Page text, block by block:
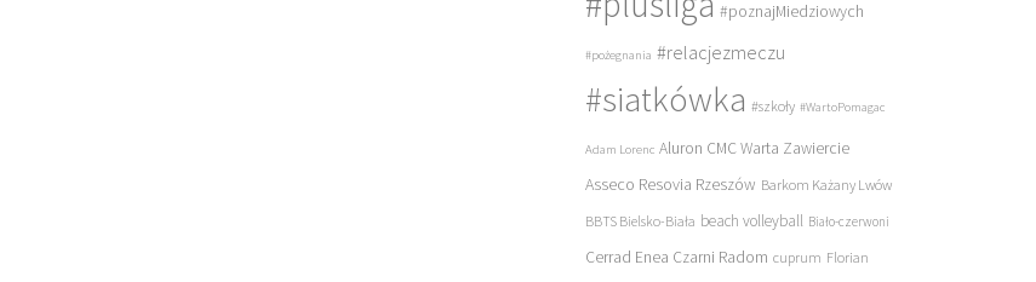
#poznajMiedziowych
#pożegnania #relacjezmeczu
#siatkówka #szkoły #WartoPomagac
Adam Lorenc Aluron CMC Warta Zawiercie
Asseco Resovia Rzeszów Barkom Każany Lwów
BBTS Bielsko-Biała beach volleyball Biało-czerwoni
Cerrad Enea Czarni Radom cuprum Florian